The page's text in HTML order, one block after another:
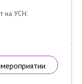
на УСН.